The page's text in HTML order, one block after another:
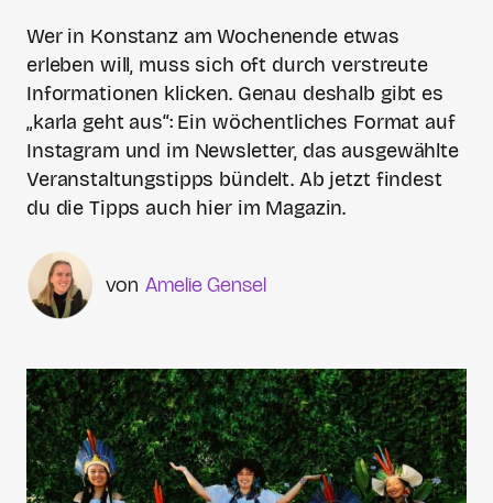
Wer in Konstanz am Wochenende etwas
erleben will, muss sich oft durch verstreute
Informationen klicken. Genau deshalb gibt es
„karla geht aus“: Ein wöchentliches Format auf
Instagram und im Newsletter, das ausgewählte
Veranstaltungstipps bündelt. Ab jetzt findest
du die Tipps auch hier im Magazin.
Amelie Gensel